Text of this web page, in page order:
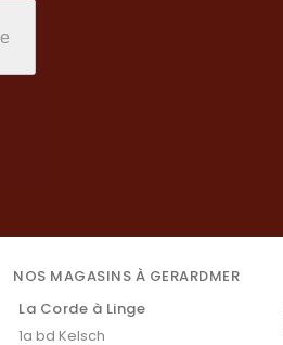
NOS MAGASINS À GERARDMER
La Corde à Linge
1a bd Kelsch